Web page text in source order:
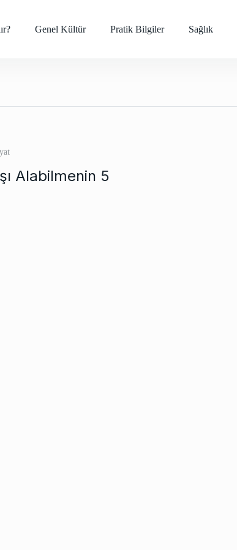
Genel Kültür Pratik Bilgiler Sağlık
Alabilmenin 5